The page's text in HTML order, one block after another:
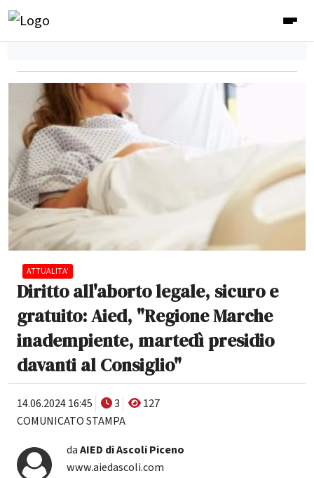
ATTUALITA'
Diritto all'aborto legale, sicuro e
gratuito: Aied, "Regione Marche
inadempiente, martedì presidio
davanti al Consiglio"
14.06.2024 16:45 3
127
COMUNICATO STAMPA
daAIED di Ascoli Piceno
www.aiedascoli.com